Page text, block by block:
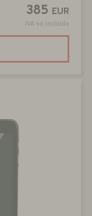
385 EUR
IVA no incluido